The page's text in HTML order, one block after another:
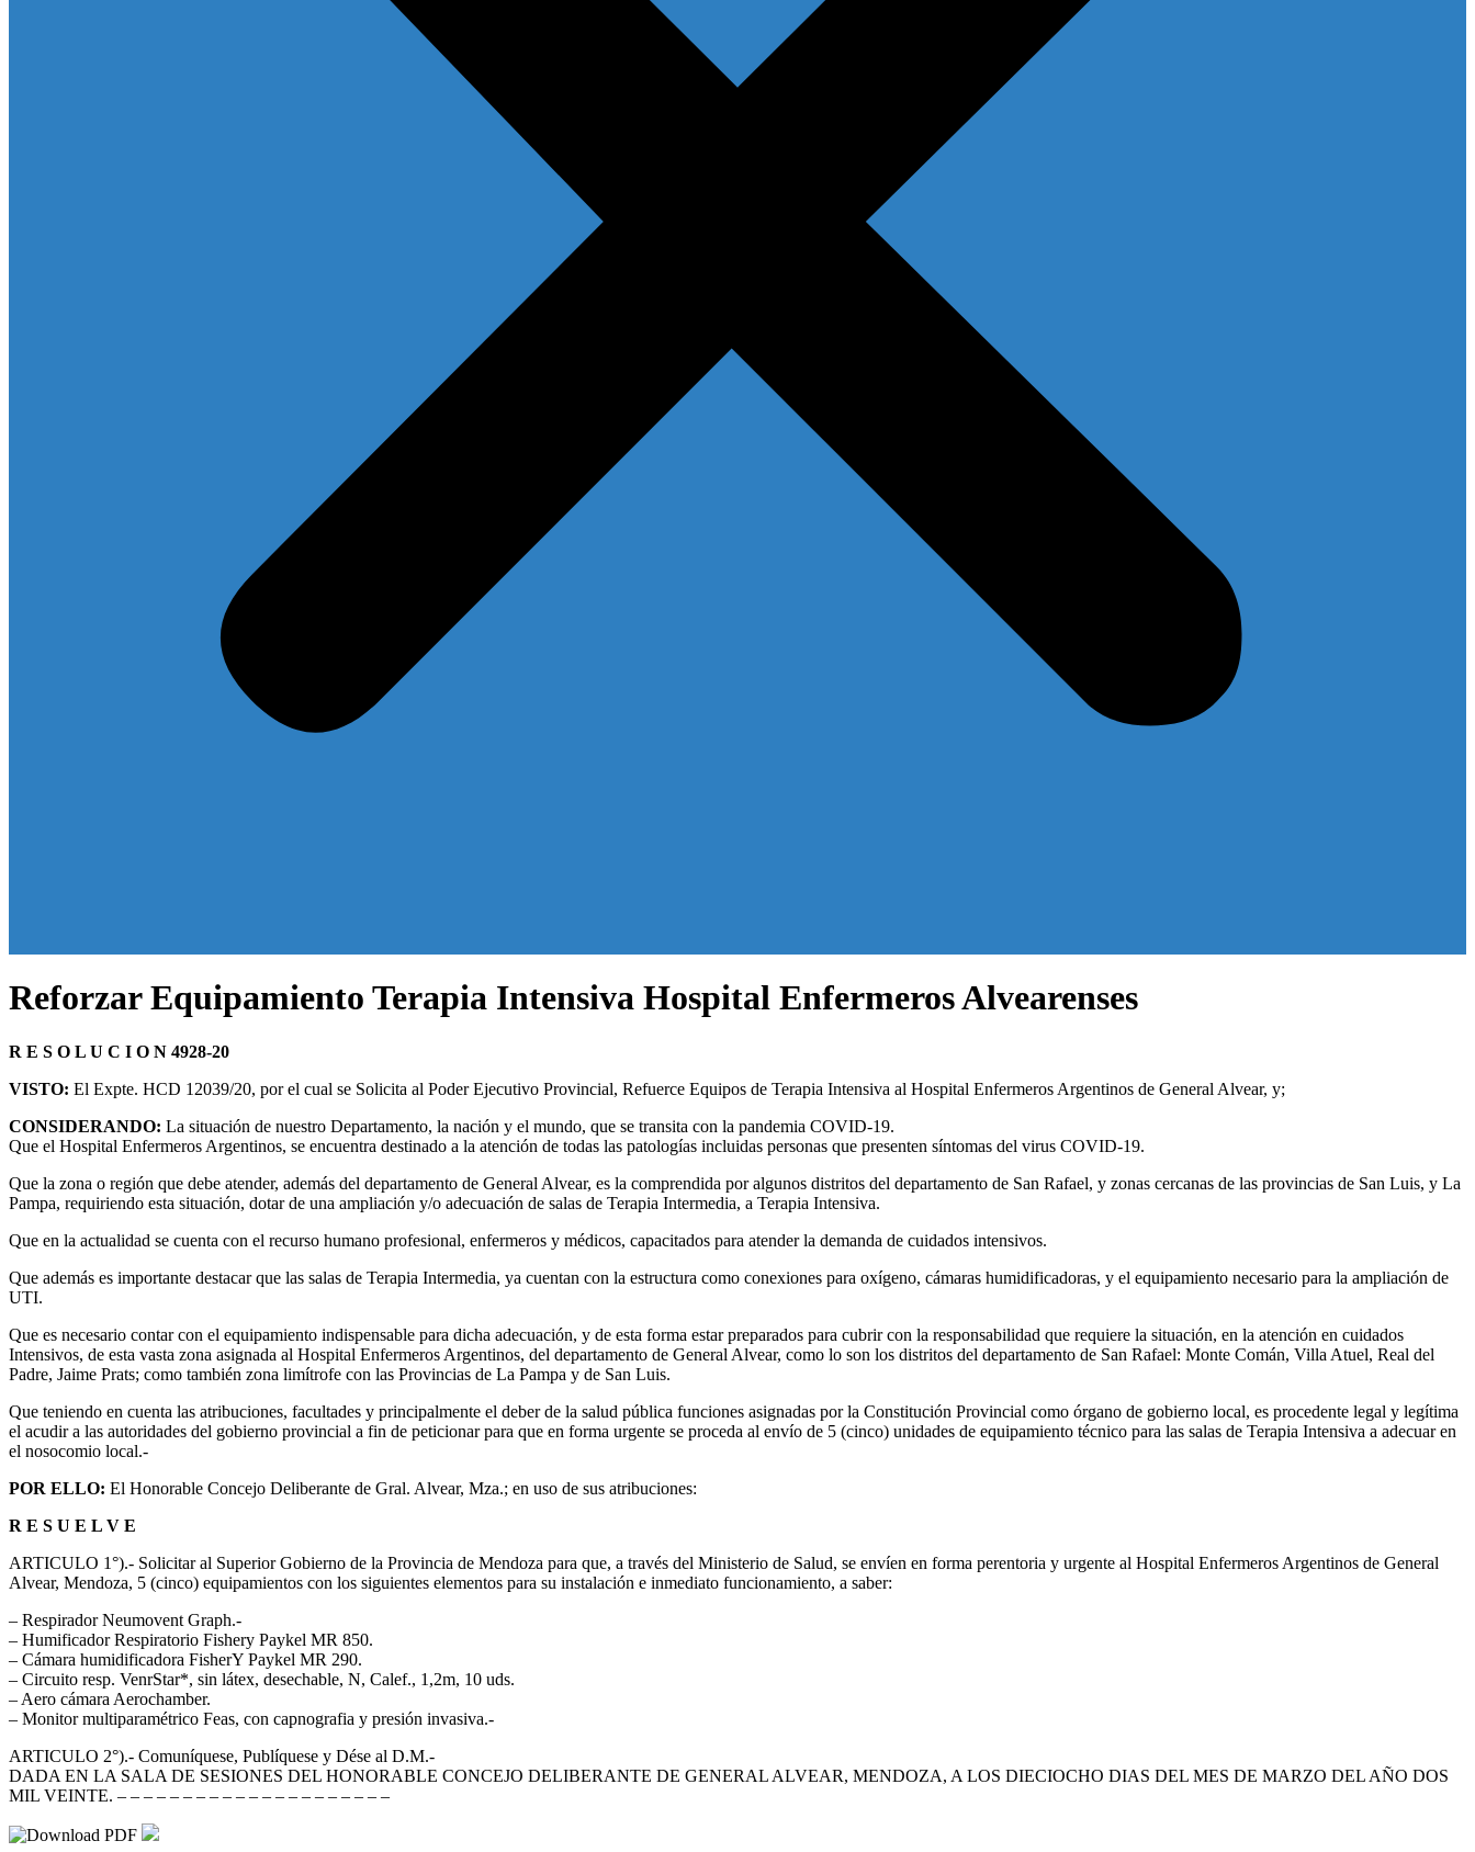
Reforzar Equipamiento Terapia Intensiva Hospital Enfermeros Alvearenses
R E S O L U C I O N 4928-20
VISTO: El Expte. HCD 12039/20, por el cual se Solicita al Poder Ejecutivo Provincial, Refuerce Equipos de Terapia Intensiva al Hospital Enfermeros Argentinos de General Alvear, y;
CONSIDERANDO: La situación de nuestro Departamento, la nación y el mundo, que se transita con la pandemia COVID-19.
Que el Hospital Enfermeros Argentinos, se encuentra destinado a la atención de todas las patologías incluidas personas que presenten síntomas del virus COVID-19.
Que la zona o región que debe atender, además del departamento de General Alvear, es la comprendida por algunos distritos del departamento de San Rafael, y zonas cercanas de las provincias de San Luis, y La
Pampa, requiriendo esta situación, dotar de una ampliación y/o adecuación de salas de Terapia Intermedia, a Terapia Intensiva.
Que en la actualidad se cuenta con el recurso humano profesional, enfermeros y médicos, capacitados para atender la demanda de cuidados intensivos.
Que además es importante destacar que las salas de Terapia Intermedia, ya cuentan con la estructura como conexiones para oxígeno, cámaras humidificadoras, y el equipamiento necesario para la ampliación de
UTI.
Que es necesario contar con el equipamiento indispensable para dicha adecuación, y de esta forma estar preparados para cubrir con la responsabilidad que requiere la situación, en la atención en cuidados
Intensivos, de esta vasta zona asignada al Hospital Enfermeros Argentinos, del departamento de General Alvear, como lo son los distritos del departamento de San Rafael: Monte Comán, Villa Atuel, Real del
Padre, Jaime Prats; como también zona limítrofe con las Provincias de La Pampa y de San Luis.
Que teniendo en cuenta las atribuciones, facultades y principalmente el deber de la salud pública funciones asignadas por la Constitución Provincial como órgano de gobierno local, es procedente legal y legítima
el acudir a las autoridades del gobierno provincial a fin de peticionar para que en forma urgente se proceda al envío de 5 (cinco) unidades de equipamiento técnico para las salas de Terapia Intensiva a adecuar en
el nosocomio local.-
POR ELLO: El Honorable Concejo Deliberante de Gral. Alvear, Mza.; en uso de sus atribuciones:
R E S U E L V E
ARTICULO 1°).- Solicitar al Superior Gobierno de la Provincia de Mendoza para que, a través del Ministerio de Salud, se envíen en forma perentoria y urgente al Hospital Enfermeros Argentinos de General
Alvear, Mendoza, 5 (cinco) equipamientos con los siguientes elementos para su instalación e inmediato funcionamiento, a saber:
– Respirador Neumovent Graph.-
– Humificador Respiratorio Fishery Paykel MR 850.
– Cámara humidificadora FisherY Paykel MR 290.
– Circuito resp. VenrStar*, sin látex, desechable, N, Calef., 1,2m, 10 uds.
– Aero cámara Aerochamber.
– Monitor multiparamétrico Feas, con capnografia y presión invasiva.-
ARTICULO 2°).- Comuníquese, Publíquese y Dése al D.M.-
DADA EN LA SALA DE SESIONES DEL HONORABLE CONCEJO DELIBERANTE DE GENERAL ALVEAR, MENDOZA, A LOS DIECIOCHO DIAS DEL MES DE MARZO DEL AÑO DOS
MIL VEINTE. – – – – – – – – – – – – – – – – – – – – –